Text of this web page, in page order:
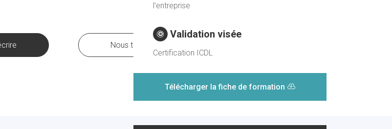
Nous trouver
l’entreprise
 Validation visée
Certification ICDL
Télécharger la fiche de formation